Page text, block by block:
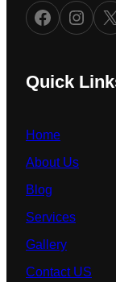
Facebook Instagram X
Quick
Home
About Us
Blog
Services
Gallery
Contact US